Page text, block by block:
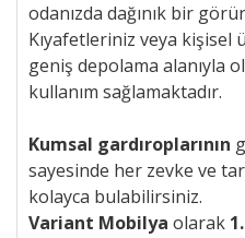
odanızda dağınık bir
Kıyafetleriniz veya
geniş depolama alanıyla
kullanım sağlamaktadır.
Kumsal gardıroplarının
sayesinde her zevke ve
kolayca bulabilirsiniz.
Variant Mobilya olarak